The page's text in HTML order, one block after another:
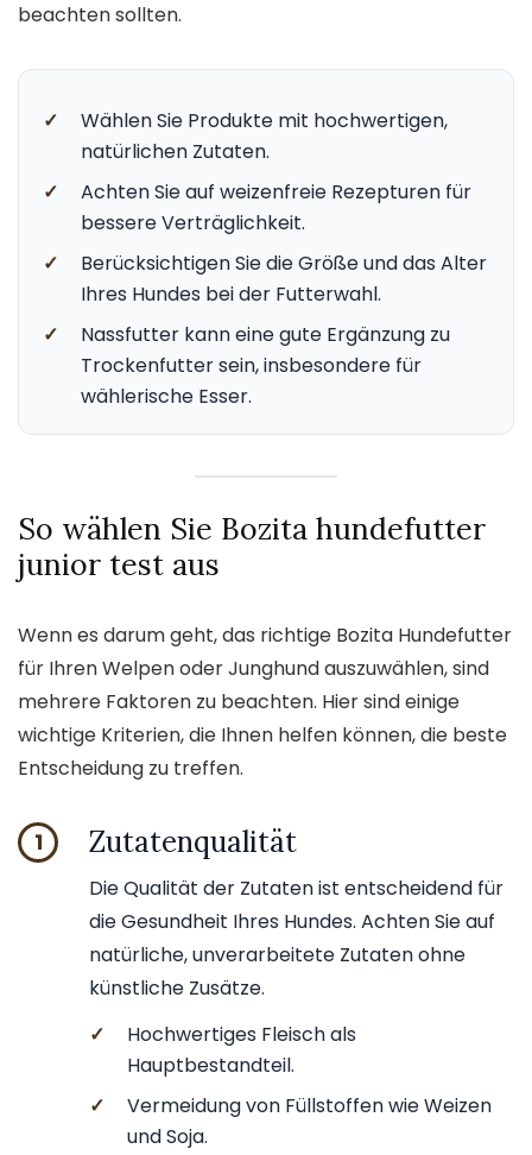
beachten sollten.
✓
Wählen Sie Produkte mit hochwertigen,
natürlichen Zutaten.
✓
Achten Sie auf weizenfreie Rezepturen für
bessere Verträglichkeit.
✓
Berücksichtigen Sie die Größe und das Alter
Ihres Hundes bei der Futterwahl.
✓
Nassfutter kann eine gute Ergänzung zu
Trockenfutter sein, insbesondere für
wählerische Esser.
So wählen Sie Bozita hundefutter
junior test aus
Wenn es darum geht, das richtige Bozita Hundefutter
für Ihren Welpen oder Junghund auszuwählen, sind
mehrere Faktoren zu beachten. Hier sind einige
wichtige Kriterien, die Ihnen helfen können, die beste
Entscheidung zu treffen.
1 Zutatenqualität
Die Qualität der Zutaten ist entscheidend für
die Gesundheit Ihres Hundes. Achten Sie auf
natürliche, unverarbeitete Zutaten ohne
künstliche Zusätze.
✓
Hochwertiges Fleisch als
Hauptbestandteil.
✓
Vermeidung von Füllstoffen wie Weizen
und Soja.